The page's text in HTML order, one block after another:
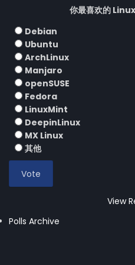
你最喜欢的
Debian
Ubuntu
ArchLinux
Manjaro
openSUSE
Fedora
LinuxMint
DeepinLinux
MX Linux
其他
View
Polls Archive